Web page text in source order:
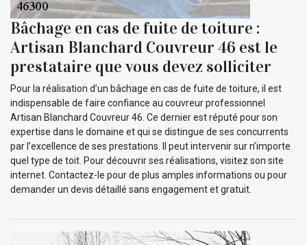
Bâchage en cas de fuite de toiture :
Artisan Blanchard Couvreur 46 est le
prestataire que vous devez solliciter
Pour la réalisation d’un bâchage en cas de fuite de toiture, il est
indispensable de faire confiance au couvreur professionnel
Artisan Blanchard Couvreur 46. Ce dernier est réputé pour son
expertise dans le domaine et qui se distingue de ses concurrents
par l’excellence de ses prestations. Il peut intervenir sur n’importe
quel type de toit. Pour découvrir ses réalisations, visitez son site
internet. Contactez-le pour de plus amples informations ou pour
demander un devis détaillé sans engagement et gratuit.